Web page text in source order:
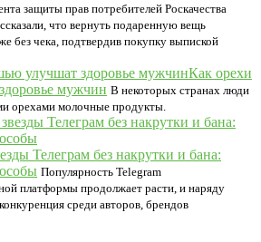
защиты прав потребителей Роскачества
что вернуть подаренную вещь
без чека, подтвердив покупку выпиской
Как орехи
мужчин В некоторых странах люди
орехами молочные продукты.
Телеграм без накрутки и бана:
Популярность Telegram
платформы продолжает расти, и наряду
среди авторов, брендов